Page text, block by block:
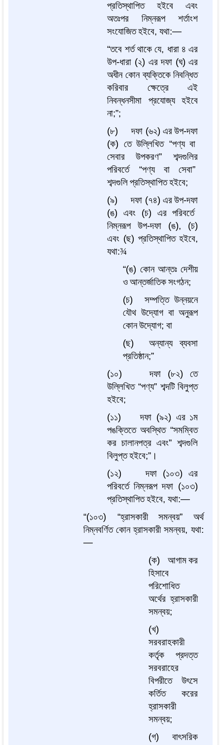
প্রতিস্থাপিত
হইবে
এবং
অতঃপর
নিম্নরূপ
শর্তাংশ
সংযোজিতহইবে,যথা:—
“তবে শর্ত থাকে যে, ধারা ৪ এর
উপ-ধারা (২) এর দফা(ঘ)এর
অধীন কোন ব্যক্তিকে নিবন্ধিত
করিবার
ক্ষেত্রে
এই
নিবন্ধনসীমা
প্রযোজ্য
হইবে
না;”;
(৮)দফা (৬২) এর উপ-দফা
(ক) তে উল্লিখিত“পণ্য বা
সেবার
উপকরণ”শব্দগুলির
পরিবর্তে“পণ্য বা সেবা”
শব্দগুলি প্রতিস্থাপিতহইবে;
(৯)দফা (৭৪) এর উপ-দফা
(ঙ)এবং (চ)এর পরিবর্তে
নিম্নরূপ
উপ-দফা(ঙ), (চ)
এবং (ছ)প্রতিস্থাপিত হইবে,
যথা:¾
“(ঙ)কোন আন্তঃ দেশীয়
ও আন্তর্জাতিক সংগঠন;
(চ) সম্পত্তি উন্নয়নে
যৌথ উদ্যোগ বা অনুরূপ
কোনউদ্যোগ;বা
(ছ) অন্যান্য
ব্যবসা
প্রতিষ্ঠান;”
(১০)দফা (৮২)তে
উল্লিখিত“পণ্য” শব্দটি বিলুপ্ত
হইবে;
(১১)দফা (৯২) এর ১ম
পঙক্তিতে অবস্থিত“সমম্বিত
কর চালানপত্র এবং”শব্দগুলি
বিলুপ্তহইবে;” ।
(১২)দফা(১০৩)এর
পরিবর্তে নিম্নরূপ দফা (১০৩)
প্রতিস্থাপিতহইবে,যথা:—
“(১০৩) “হ্রাসকারী সমন্বয়”অর্থ
নিম্নবর্ণিত কোন হ্রাসকারী সমন্বয়,যথা:
—
(ক)আগাম কর
হিসাবে
পরিশোধিত
অর্থের হ্রাসকারী
সমন্বয়;
(খ)
সরবরাহকারী
কর্তৃক
প্রদত্ত
সরবরাহের
বিপরীতে
উৎসে
কর্তিত
করের
হ্রাসকারী
সমন্বয়;
(গ)বাৎসরিক